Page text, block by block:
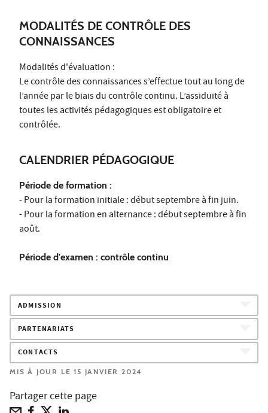
MODALITÉS DE CONTRÔLE DES
CONNAISSANCES
Modalités d'évaluation :
Le contrôle des connaissances s’effectue tout au long de
l’année par le biais du contrôle continu. L’assiduité à
toutes les activités pédagogiques est obligatoire et
contrôlée.
CALENDRIER PÉDAGOGIQUE
Période de formation :
- Pour la formation initiale : début septembre à fin juin.
- Pour la formation en alternance : début septembre à fin
août.
Période d'examen : contrôle continu
ADMISSION
PARTENARIATS
CONTACTS
MIS À JOUR LE 15 JANVIER 2024
Partager cette page